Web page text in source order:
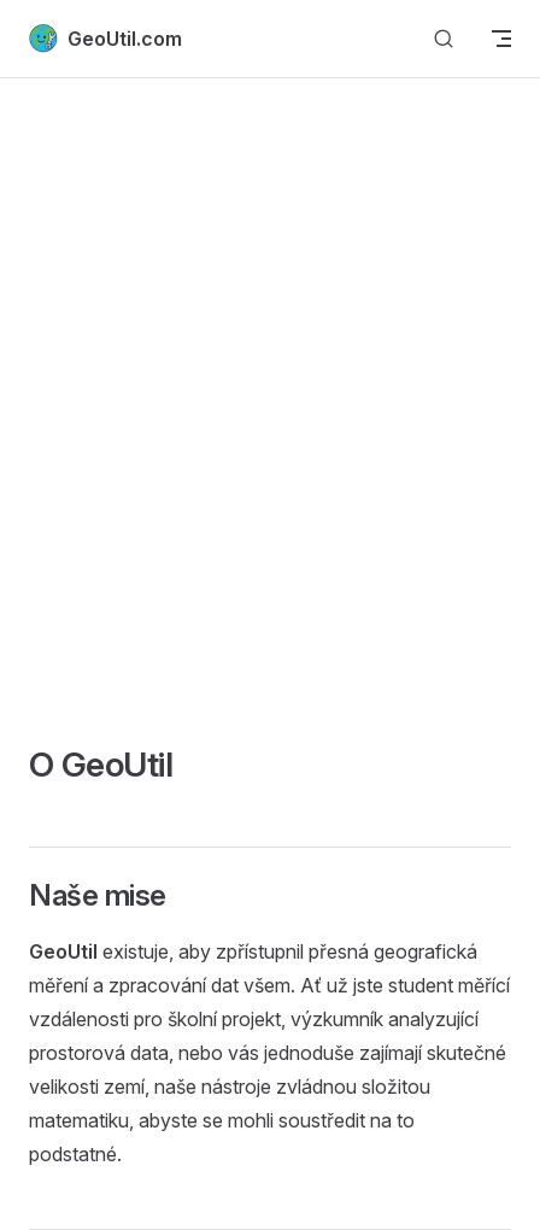
Skip to content
GeoUtil.com
O GeoUtil
Naše mise
GeoUtil existuje, aby zpřístupnil přesná geografická
měření a zpracování dat všem. Ať už jste student měřící
vzdálenosti pro školní projekt, výzkumník analyzující
prostorová data, nebo vás jednoduše zajímají skutečné
velikosti zemí, naše nástroje zvládnou složitou
matematiku, abyste se mohli soustředit na to
podstatné.